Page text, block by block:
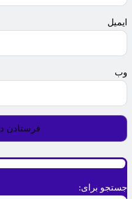
وب‌
جستجو برای: